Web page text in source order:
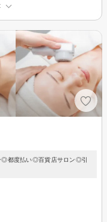
◎都度払い◎百貨店サロン◎引